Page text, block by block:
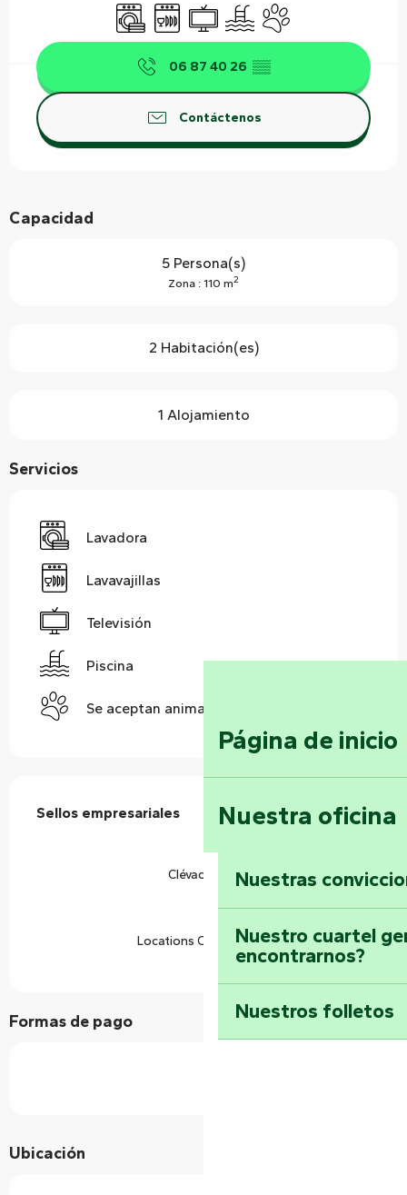
Página de inicio
Nuestra oficina
Nuestras
Nuestro cuartel
encontrarnos?
Nuestros folletos
LavadoraLavavajillasTelevisiónPiscinaSe aceptan animales
06 87 40 26 ▒▒
Contáctenos
Capacidad
5 Persona(s)
Zona : 110 m2
2 Habitación(es)
1 Alojamiento
Servicios
Lavadora
Lavavajillas
Televisión
Piscina
Se aceptan animales
Sellos empresariales
Sellos empresariales
Clévacances
Locations CléVacances
Formas de pago
Ubicación